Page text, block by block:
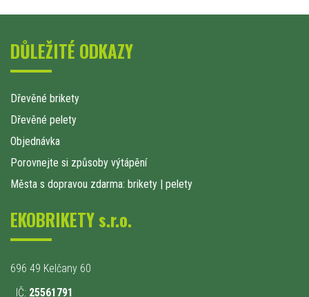
DŮLEŽITÉ ODKAZY
Dřevěné brikety
Dřevěné pelety
Objednávka
Porovnejte si způsoby výtápění
Města s dopravou zdarma: brikety | pelety
EKOBRIKETY s.r.o.
696 49 Kelčany 60
IČ: 25561791